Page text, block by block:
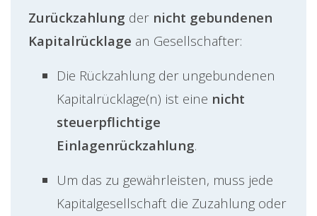
Zurückzahlung der nicht gebundenen
Kapitalrücklage an Gesellschafter:
Die Rückzahlung der ungebundenen
Kapitalrücklage(n) ist eine nicht
steuerpflichtige
Einlagenrückzahlung.
Um das zu gewährleisten, muss jede
Kapitalgesellschaft die Zuzahlung oder